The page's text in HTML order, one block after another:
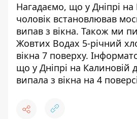
Нагадаємо, що у Дніпрі на
чоловік встановлював
випав з вікна. Також ми
Жовтих Водах 5-річний
вікна 7 поверху.
що у Дніпрі на Калиновій
випала з вікна на 4